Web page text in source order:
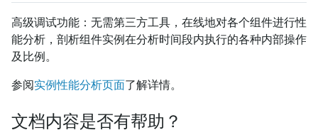
高级调试功能：无需第三方工具，在线地对各个组件进行性
能分析，剖析组件实例在分析时间段内执行的各种内部操作
及比例。
参阅实例性能分析页面了解详情。
文档内容是否有帮助？